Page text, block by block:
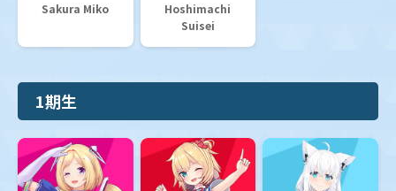
Sakura Miko
Hoshimachi
Suisei
1期生